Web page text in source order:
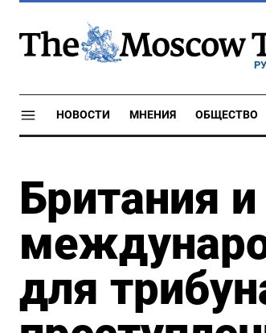
НОВОСТИ МНЕНИЯ ОБЩЕСТВО
Британия
для